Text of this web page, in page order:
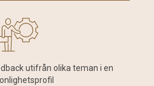
utifrån olika teman i en